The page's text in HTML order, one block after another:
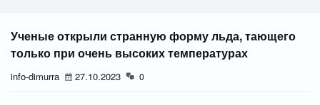
Ученые открыли странную форму льда, тающего
только при очень высоких температурах
info-dimurra 27.10.2023 0